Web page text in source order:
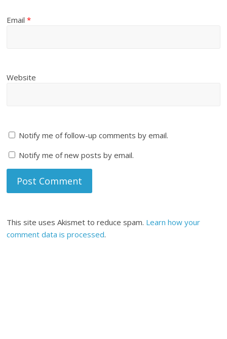
Email*
Website
Notify me of follow-up comments by email.
Notify me of new posts by email.
This site uses Akismet to reduce spam. Learn how your
comment data is processed.